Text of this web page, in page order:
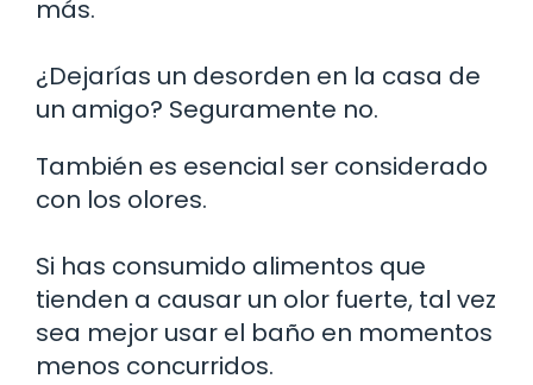
más.
¿Dejarías un desorden en la casa de
un amigo? Seguramente no.
También es esencial ser considerado
con los olores.
Si has consumido alimentos que
tienden a causar un olor fuerte, tal vez
sea mejor usar el baño en momentos
menos concurridos.